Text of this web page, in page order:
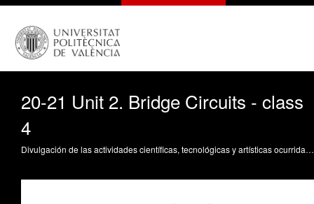
20-21 Unit 2. Bridge Circuits - class
4
Divulgación de las actividades científicas, tecnológicas y artísticas ocurridas en los tres campus de la UPV